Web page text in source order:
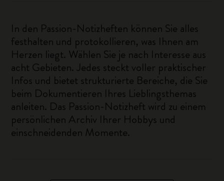
In den Passion-Notizheften können Sie alles
festhalten und protokollieren, was Ihnen am
Herzen liegt. Wählen Sie je nach Interesse aus
acht Gebieten. Jedes steckt voller praktischer
Infos und bietet strukturierte Bereiche, die Sie
beim Dokumentieren Ihres Lieblingsthemas
anleiten. Das Passion-Notizheft wird zu einem
persönlichen Archiv Ihrer Hobbys und
einschneidenden Momente.